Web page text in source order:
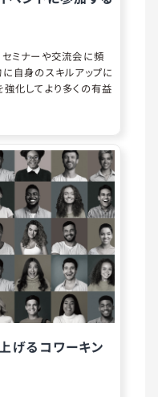
ミナーや交流会に頻
自身のスキルアップに
化してより多くの有益
げるコワーキン